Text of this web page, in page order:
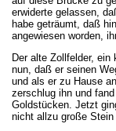
erwiderte gelassen,
habe geträumt, daß
angewiesen worden,
Der alte Zollfelder, ein
nun, daß er seinen
und als er zu Hause
zerschlug ihn und
Goldstücken. Jetzt
nicht allzu große Stein